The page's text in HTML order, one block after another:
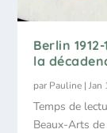
Berlin
la
par Pauline |Jan
Temps de
Beaux-Arts